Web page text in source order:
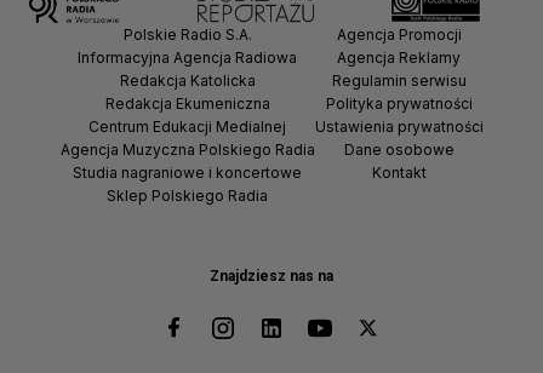
Znajdziesz nas na
Polskie Radio S.A.
Informacyjna Agencja Radiowa
Redakcja Katolicka
Redakcja Ekumeniczna
Centrum Edukacji Medialnej
Agencja Muzyczna Polskiego Radia
Studia nagraniowe i koncertowe
Sklep Polskiego Radia
Agencja Promocji
Agencja Reklamy
Regulamin serwisu
Polityka prywatności
Ustawienia prywatności
Dane osobowe
Kontakt